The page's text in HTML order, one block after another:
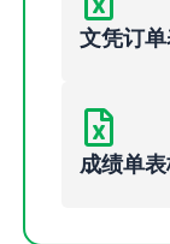
文凭订单
成绩单